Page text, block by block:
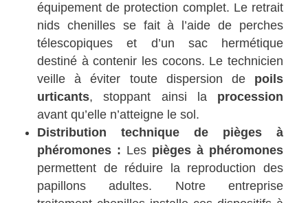
équipement de protection complet. Le retrait
nids chenilles se fait à l’aide de perches
télescopiques et d’un sac hermétique
destiné à contenir les cocons. Le technicien
veille à éviter toute dispersion de poils
urticants, stoppant ainsi la procession
avant qu’elle n’atteigne le sol.
Distribution technique de pièges à
phéromones : Les pièges à phéromones
permettent de réduire la reproduction des
papillons adultes. Notre entreprise